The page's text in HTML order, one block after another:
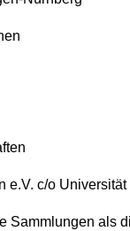
e.V. c/o
Sammlungen als